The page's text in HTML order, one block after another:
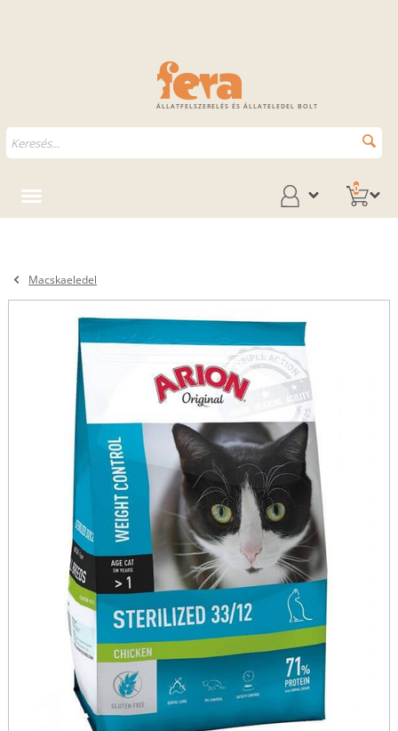
ÁLLATFELSZERELÉS ÉS ÁLLATELEDEL BOLT
0
Macskaeledel